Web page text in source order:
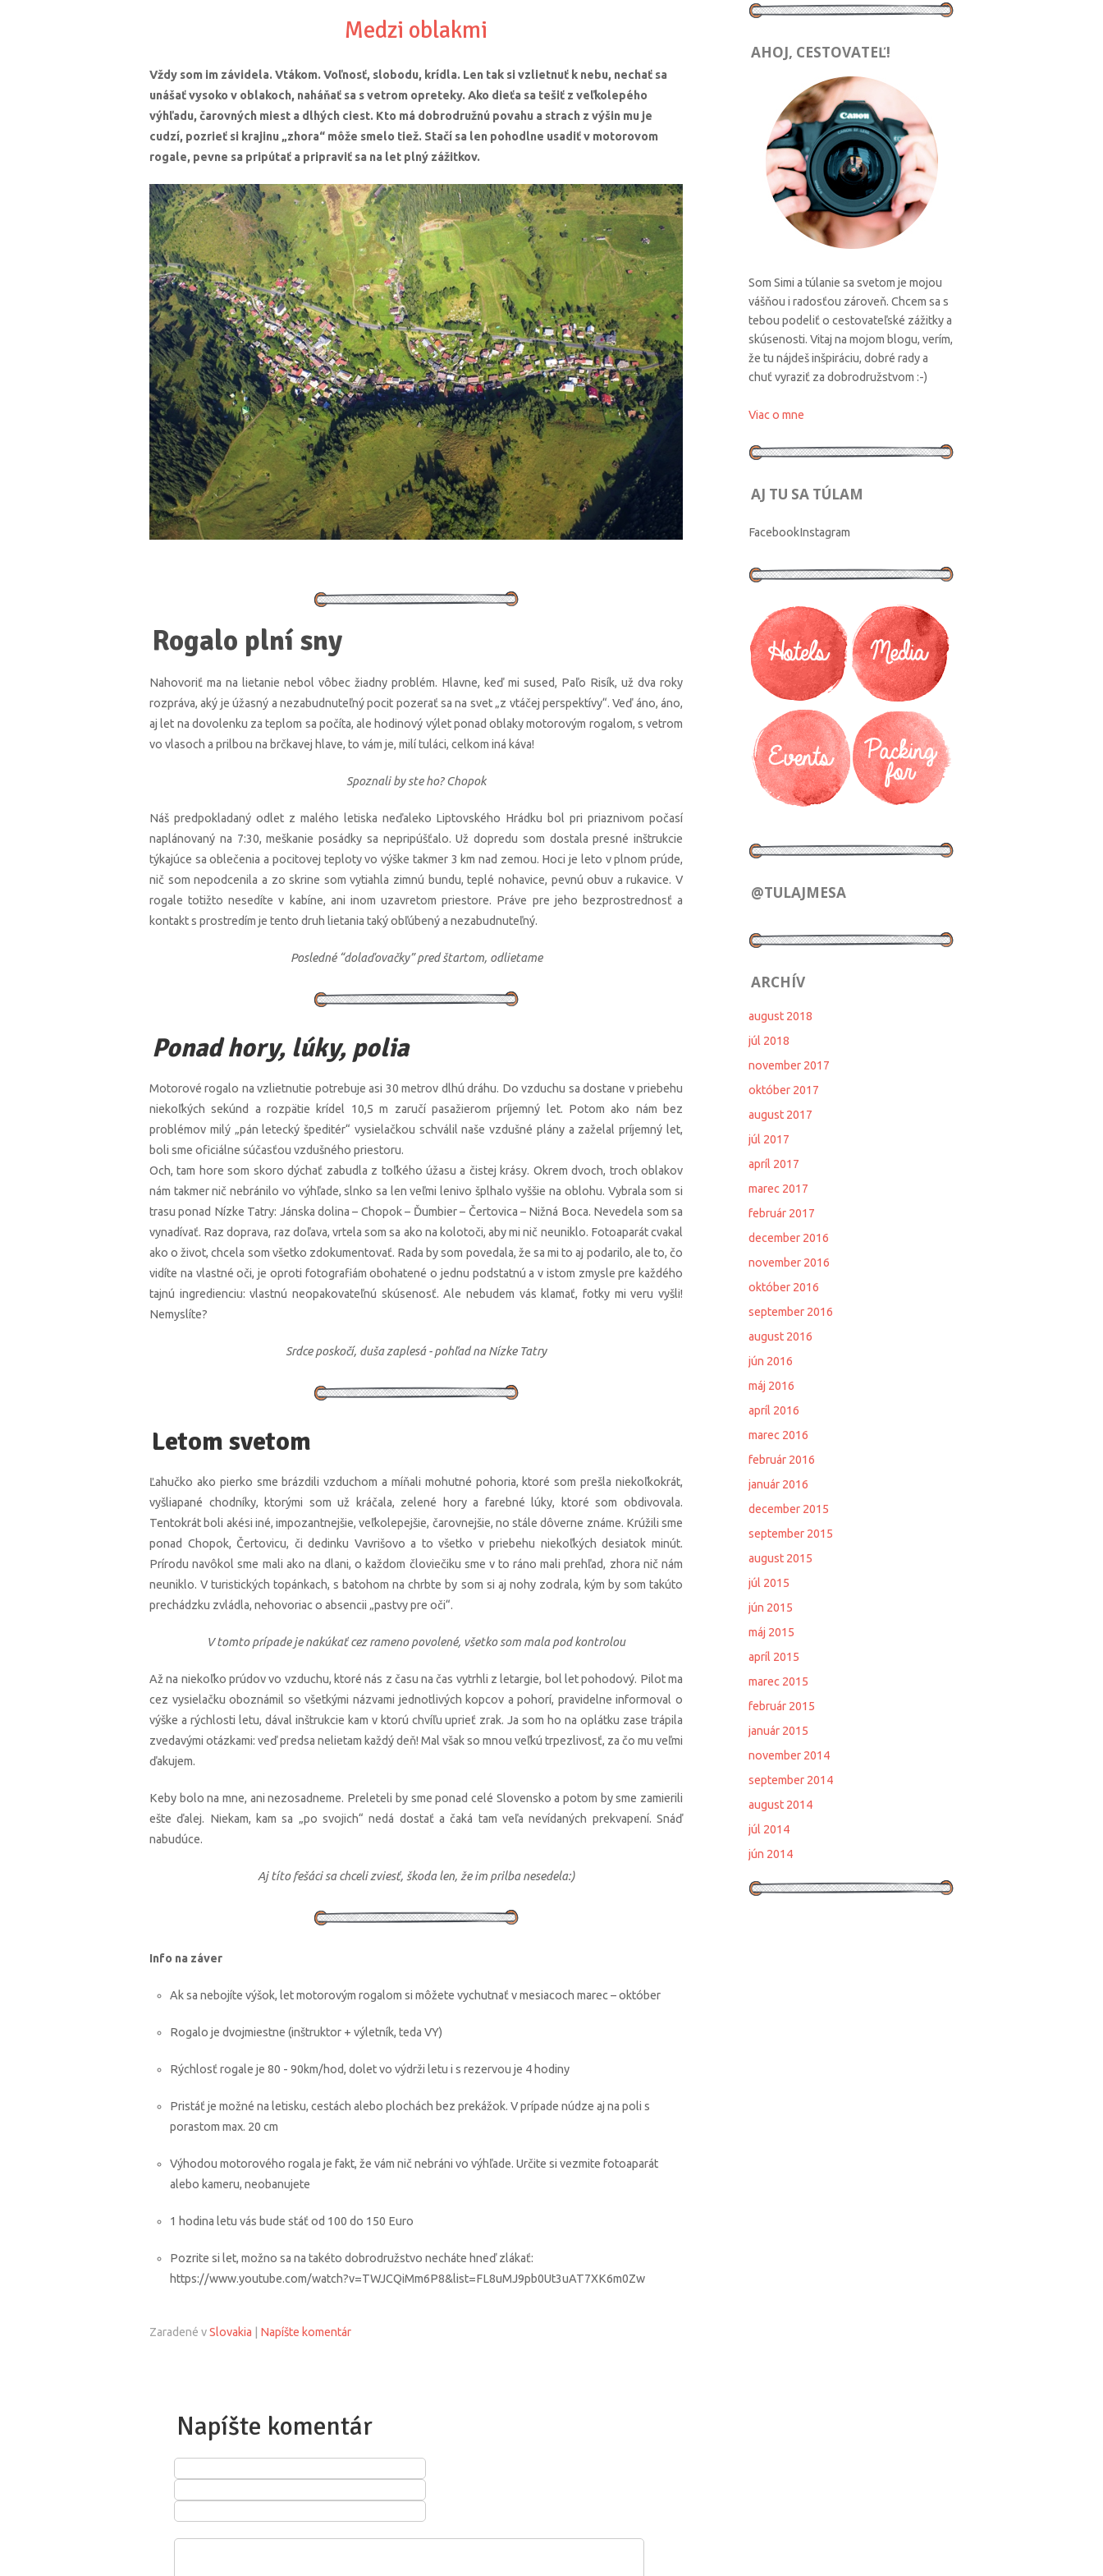
Medzi oblakmi
Vždy som im závidela. Vtákom. Voľnosť, slobodu, krídla. Len tak si vzlietnuť k nebu, nechať sa
unášať vysoko v oblakoch, naháňať sa s vetrom opreteky. Ako dieťa sa tešiť z veľkolepého
výhľadu, čarovných miest a dlhých ciest. Kto má dobrodružnú povahu a strach z výšin mu je
cudzí, pozrieť si krajinu „zhora“ môže smelo tiež. Stačí sa len pohodlne usadiť v motorovom
rogale, pevne sa pripútať a pripraviť sa na let plný zážitkov.
Rogalo plní sny
Nahovoriť ma na lietanie nebol vôbec žiadny problém. Hlavne, keď mi sused, Paľo Risík, už dva roky
rozpráva, aký je úžasný a nezabudnuteľný pocit pozerať sa na svet „z vtáčej perspektívy“. Veď áno, áno,
aj let na dovolenku za teplom sa počíta, ale hodinový výlet ponad oblaky motorovým rogalom, s vetrom
vo vlasoch a prilbou na brčkavej hlave, to vám je, milí tuláci, celkom iná káva!
Spoznali by ste ho? Chopok
Náš predpokladaný odlet z malého letiska neďaleko Liptovského Hrádku bol pri priaznivom počasí
naplánovaný na 7:30, meškanie posádky sa nepripúšťalo. Už dopredu som dostala presné inštrukcie
týkajúce sa oblečenia a pocitovej teploty vo výške takmer 3 km nad zemou. Hoci je leto v plnom prúde,
nič som nepodcenila a zo skrine som vytiahla zimnú bundu, teplé nohavice, pevnú obuv a rukavice. V
rogale totižto nesedíte v kabíne, ani inom uzavretom priestore. Práve pre jeho bezprostrednosť a
kontakt s prostredím je tento druh lietania taký obľúbený a nezabudnuteľný.
Posledné “dolaďovačky” pred štartom, odlietame
Ponad hory, lúky, polia
Motorové rogalo na vzlietnutie potrebuje asi 30 metrov dlhú dráhu. Do vzduchu sa dostane v priebehu
niekoľkých sekúnd a rozpätie krídel 10,5 m zaručí pasažierom príjemný let. Potom ako nám bez
problémov milý „pán letecký špeditér“ vysielačkou schválil naše vzdušné plány a zaželal príjemný let,
boli sme oficiálne súčasťou vzdušného priestoru.
Och, tam hore som skoro dýchať zabudla z toľkého úžasu a čistej krásy. Okrem dvoch, troch oblakov
nám takmer nič nebránilo vo výhľade, slnko sa len veľmi lenivo šplhalo vyššie na oblohu. Vybrala som si
trasu ponad Nízke Tatry: Jánska dolina – Chopok – Ďumbier – Čertovica – Nižná Boca. Nevedela som sa
vynadívať. Raz doprava, raz doľava, vrtela som sa ako na kolotoči, aby mi nič neuniklo. Fotoaparát cvakal
ako o život, chcela som všetko zdokumentovať. Rada by som povedala, že sa mi to aj podarilo, ale to, čo
vidíte na vlastné oči, je oproti fotografiám obohatené o jednu podstatnú a v istom zmysle pre každého
tajnú ingredienciu: vlastnú neopakovateľnú skúsenosť. Ale nebudem vás klamať, fotky mi veru vyšli!
Nemyslíte?
Srdce poskočí, duša zaplesá - pohľad na Nízke Tatry
Letom svetom
Ľahučko ako pierko sme brázdili vzduchom a míňali mohutné pohoria, ktoré som prešla niekoľkokrát,
vyšliapané chodníky, ktorými som už kráčala, zelené hory a farebné lúky, ktoré som obdivovala.
Tentokrát boli akési iné, impozantnejšie, veľkolepejšie, čarovnejšie, no stále dôverne známe. Krúžili sme
ponad Chopok, Čertovicu, či dedinku Vavrišovo a to všetko v priebehu niekoľkých desiatok minút.
Prírodu navôkol sme mali ako na dlani, o každom človiečiku sme v to ráno mali prehľad, zhora nič nám
neuniklo. V turistických topánkach, s batohom na chrbte by som si aj nohy zodrala, kým by som takúto
prechádzku zvládla, nehovoriac o absencii „pastvy pre oči“.
V tomto prípade je nakúkať cez rameno povolené, všetko som mala pod kontrolou
Až na niekoľko prúdov vo vzduchu, ktoré nás z času na čas vytrhli z letargie, bol let pohodový. Pilot ma
cez vysielačku oboznámil so všetkými názvami jednotlivých kopcov a pohorí, pravidelne informoval o
výške a rýchlosti letu, dával inštrukcie kam v ktorú chvíľu uprieť zrak. Ja som ho na oplátku zase trápila
zvedavými otázkami: veď predsa nelietam každý deň! Mal však so mnou veľkú trpezlivosť, za čo mu veľmi
ďakujem.
Keby bolo na mne, ani nezosadneme. Preleteli by sme ponad celé Slovensko a potom by sme zamierili
ešte ďalej. Niekam, kam sa „po svojich“ nedá dostať a čaká tam veľa nevídaných prekvapení. Snáď
nabudúce.
Aj títo fešáci sa chceli zviesť, škoda len, že im prilba nesedela:)
Info na záver
Ak sa nebojíte výšok, let motorovým rogalom si môžete vychutnať v mesiacoch marec – október
Rogalo je dvojmiestne (inštruktor + výletník, teda VY)
Rýchlosť rogale je 80 - 90km/hod, dolet vo výdrži letu i s rezervou je 4 hodiny
Pristáť je možné na letisku, cestách alebo plochách bez prekážok. V prípade núdze aj na poli s
porastom max. 20 cm
Výhodou motorového rogala je fakt, že vám nič nebráni vo výhľade. Určite si vezmite fotoaparát
alebo kameru, neobanujete
1 hodina letu vás bude stáť od 100 do 150 Euro
Pozrite si let, možno sa na takéto dobrodružstvo necháte hneď zlákať:
https://www.youtube.com/watch?v=TWJCQiMm6P8&list=FL8uMJ9pb0Ut3uAT7XK6m0Zw
Zaradené vSlovakia Napíšte komentár
Napíšte komentár
AHOJ, CESTOVATEĽ!
Som Simi a túlanie sa svetom je mojou
vášňou i radosťou zároveň. Chcem sa s
tebou podeliť o cestovateľské zážitky a
skúsenosti. Vitaj na mojom blogu, verím,
že tu nájdeš inšpiráciu, dobré rady a
chuť vyraziť za dobrodružstvom :-)
Viac o mne
AJ TU SA TÚLAM
FacebookInstagram
@TULAJMESA
ARCHÍV
august 2018
júl 2018
november 2017
október 2017
august 2017
júl 2017
apríl 2017
marec 2017
február 2017
december 2016
november 2016
október 2016
september 2016
august 2016
jún 2016
máj 2016
apríl 2016
marec 2016
február 2016
január 2016
december 2015
september 2015
august 2015
júl 2015
jún 2015
máj 2015
apríl 2015
marec 2015
február 2015
január 2015
november 2014
september 2014
august 2014
júl 2014
jún 2014